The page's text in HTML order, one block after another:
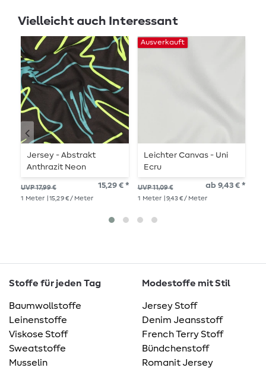
Vielleicht auch Interessant
Jersey - Abstrakt
Anthrazit Neon
UVP 17,99 € 15,29 € *
1 Meter | 15,29 € / Meter
Ausverkauft
Leichter Canvas - Uni
Ecru
UVP 11,09 € ab 9,43 € *
1 Meter | 9,43 € / Meter
Stoffe für jeden Tag
Baumwollstoffe
Leinenstoffe
Viskose Stoff
Sweatstoffe
Musselin
Modestoffe mit Stil
Jersey Stoff
Denim Jeansstoff
French Terry Stoff
Bündchenstoff
Romanit Jersey